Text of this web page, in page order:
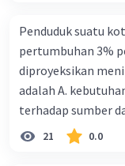
ceteris paribus
bentuk kurva
dari kiri bawah ke
mana bentuk
uang) naik dari kiri
meningkat di
Penduduk suatu
pertumbuhan 3%
diproyeksikan
adalah A.
terhadap sumber
eksponensial
memengaruhi
21 0.0